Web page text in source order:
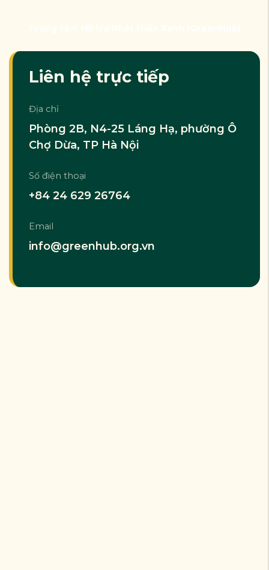
Liên hệ trực tiếp
Địa chỉ
Phòng 2B, N4-25 Láng Hạ, phường Ô
Chợ Dừa, TP Hà Nội
Số điện thoại
+84 24 629 26764
Email
info@greenhub.org.vn